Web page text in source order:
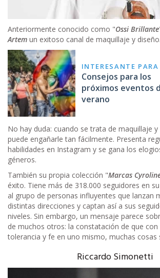
Anteriormente conocido como "Ossi Brillante
Artem un exitoso canal de maquillaje y diseño.
INTERESANTE
Consejos para los
próximos eventos
verano
No hay duda: cuando se trata de maquillaje
puede engañarle tan fácilmente. Presenta
habilidades en Instagram y se gana los
géneros.
También su propia colección "Marcas
éxito. Tiene más de 318.000 seguidores en
al grupo de personas influyentes que lanzan
distintas direcciones y captan así a sus
niveles. Sin embargo, un mensaje parece
de muchos otros: la constatación de que con
tolerancia y fe en uno mismo, muchas cosas
Riccardo Simonetti